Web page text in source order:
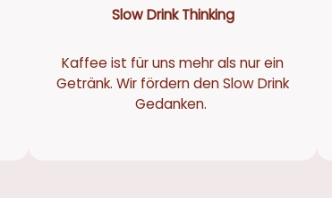
Slow Drink Thinking
Kaffee ist für uns mehr als nur ein
Getränk. Wir fördern den Slow Drink
Gedanken.